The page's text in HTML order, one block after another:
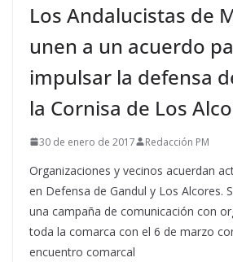
Los Andalucistas de
unen a un acuerdo
impulsar la defensa
la Cornisa de Los
30 de enero de 2017 Redacción PM
Organizaciones y vecinos acuerdan
en Defensa de Gandul y Los Alcores.
una campaña de comunicación con
toda la comarca con el 6 de marzo
encuentro comarcal